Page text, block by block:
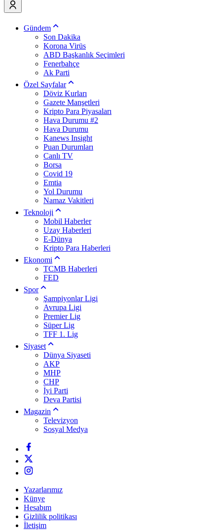
Gündem
Son Dakika
Korona Virüs
ABD Başkanlık Seçimleri
Fenerbahçe
Ak Parti
Özel Sayfalar
Döviz Kurları
Gazete Manşetleri
Kripto Para Piyasaları
Hava Durumu #2
Hava Durumu
Kanews Insight
Puan Durumları
Canlı TV
Borsa
Covid 19
Emtia
Yol Durumu
Namaz Vakitleri
Teknoloji
Mobil Haberler
Uzay Haberleri
E-Dünya
Kripto Para Haberleri
Ekonomi
TCMB Haberleri
FED
Spor
Şampiyonlar Ligi
Avrupa Ligi
Premier Lig
Süper Lig
TFF 1. Lig
Siyaset
Dünya Siyaseti
AKP
MHP
CHP
İyi Parti
Deva Partisi
Magazin
Televizyon
Sosyal Medya
Yazarlarımız
Künye
Hesabım
Gizlilik politikası
İletişim